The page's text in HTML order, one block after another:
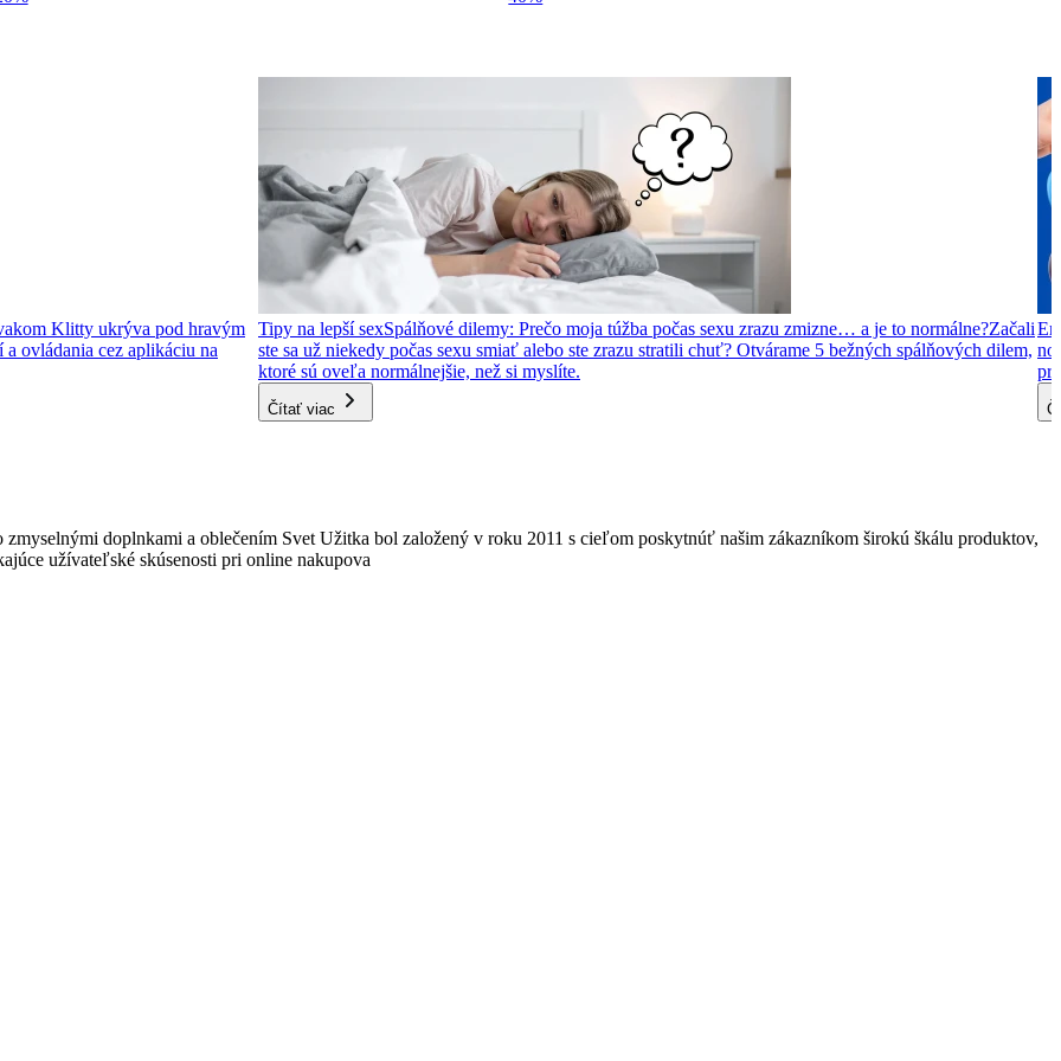
Klitty ukrýva pod hravým
ovládania cez aplikáciu na
Tipy na lepší sexSpálňové dilemy: Prečo moja túžba počas sexu zrazu zmizne… a je to normálne?Začali
ste sa už niekedy počas sexu smiať alebo ste zrazu stratili chuť? Otvárame 5 bežných spálňových dilem,
ktoré sú oveľa normálnejšie, než si myslíte.
Čítať viac
zmyselnými doplnkami a oblečením Svet Užitka bol založený v roku 2011 s cieľom poskytnúť našim zákazníkom širokú škálu produktov,
užívateľské skúsenosti pri online nakupova